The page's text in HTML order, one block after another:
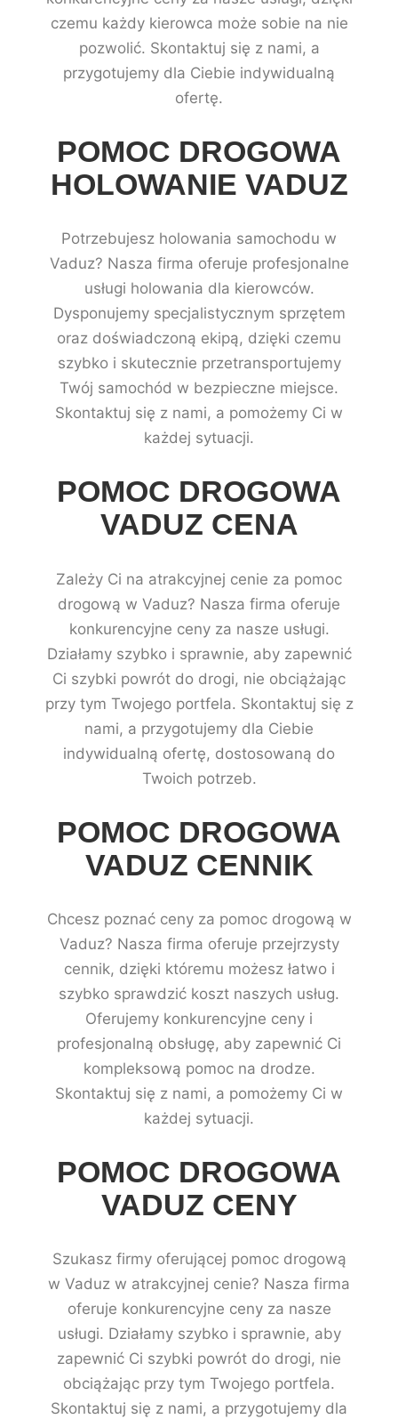
czemu każdy kierowca może sobie na nie
pozwolić. Skontaktuj się z nami, a
przygotujemy dla Ciebie indywidualną
ofertę.
POMOC DROGOWA
HOLOWANIE VADUZ
Potrzebujesz holowania samochodu w
Vaduz? Nasza firma oferuje profesjonalne
usługi holowania dla kierowców.
Dysponujemy specjalistycznym sprzętem
oraz doświadczoną ekipą, dzięki czemu
szybko i skutecznie przetransportujemy
Twój samochód w bezpieczne miejsce.
Skontaktuj się z nami, a pomożemy Ci w
każdej sytuacji.
POMOC DROGOWA
VADUZ CENA
Zależy Ci na atrakcyjnej cenie za pomoc
drogową w Vaduz? Nasza firma oferuje
konkurencyjne ceny za nasze usługi.
Działamy szybko i sprawnie, aby zapewnić
Ci szybki powrót do drogi, nie obciążając
przy tym Twojego portfela. Skontaktuj się z
nami, a przygotujemy dla Ciebie
indywidualną ofertę, dostosowaną do
Twoich potrzeb.
POMOC DROGOWA
VADUZ CENNIK
Chcesz poznać ceny za pomoc drogową w
Vaduz? Nasza firma oferuje przejrzysty
cennik, dzięki któremu możesz łatwo i
szybko sprawdzić koszt naszych usług.
Oferujemy konkurencyjne ceny i
profesjonalną obsługę, aby zapewnić Ci
kompleksową pomoc na drodze.
Skontaktuj się z nami, a pomożemy Ci w
każdej sytuacji.
POMOC DROGOWA
VADUZ CENY
Szukasz firmy oferującej pomoc drogową
w Vaduz w atrakcyjnej cenie? Nasza firma
oferuje konkurencyjne ceny za nasze
usługi. Działamy szybko i sprawnie, aby
zapewnić Ci szybki powrót do drogi, nie
obciążając przy tym Twojego portfela.
Skontaktuj się z nami, a przygotujemy dla